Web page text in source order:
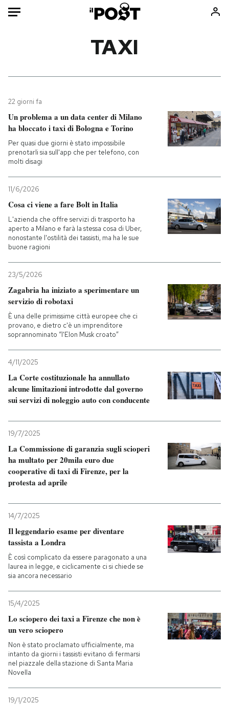
Mondo
Politica
Tecnologia
Internet
Scienza
Economia
Sport
Consumismi
Storie/Idee
Ok Boomer!
Mondiali calcio 2026
PODCAST
I MIEI PREFERITI
SHOP
CALENDARIO
TAXI
22 giorni fa
Un problema a un data center di Milano
ha bloccato i taxi di Bologna e Torino
Per quasi due giorni è stato impossibile
prenotarli sia sull'app che per telefono, con
molti disagi
11/6/2026
Cosa ci viene a fare Bolt in Italia
L'azienda che offre servizi di trasporto ha
aperto a Milano e farà la stessa cosa di Uber,
nonostante l'ostilità dei tassisti, ma ha le sue
buone ragioni
23/5/2026
Zagabria ha iniziato a sperimentare un
servizio di robotaxi
È una delle primissime città europee che ci
provano, e dietro c'è un imprenditore
soprannominato “l'Elon Musk croato”
4/11/2025
La Corte costituzionale ha annullato
alcune limitazioni introdotte dal governo
sui servizi di noleggio auto con conducente
19/7/2025
La Commissione di garanzia sugli scioperi
ha multato per 20mila euro due
cooperative di taxi di Firenze, per la
protesta ad aprile
14/7/2025
Il leggendario esame per diventare
tassista a Londra
È così complicato da essere paragonato a una
laurea in legge, e ciclicamente ci si chiede se
sia ancora necessario
15/4/2025
Lo sciopero dei taxi a Firenze che non è
un vero sciopero
Non è stato proclamato ufficialmente, ma
intanto da giorni i tassisti evitano di fermarsi
nel piazzale della stazione di Santa Maria
Novella
19/1/2025